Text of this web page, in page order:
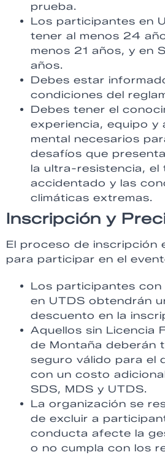
prueba.
Los participantes en
tener al menos 24
menos 21 años, y en
años.
Debes estar
condiciones del
Debes tener el
experiencia, equipo y
mental necesarios
desafíos que
la ultra-resistencia, el
accidentado y las
climáticas extremas.
Inscripción y
El proceso de inscripción
para participar en el
Los participantes con
en UTDS obtendrán
descuento en la
Aquellos sin Licencia
de Montaña deberán
seguro válido para el
con un costo
SDS, MDS y UTDS.
La organización se
de excluir a
conducta afecte la
o no cumpla con los